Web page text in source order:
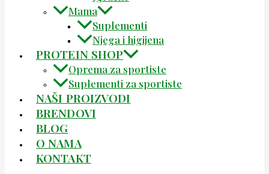
Mama
Suplementi
Njega i higijena
PROTEIN SHOP
Oprema za sportiste
Suplementi za sportiste
NAŠI PROIZVODI
BRENDOVI
BLOG
O NAMA
KONTAKT